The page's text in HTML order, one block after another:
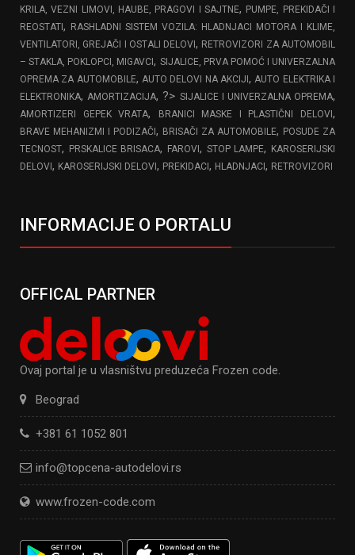
KRILA, VEZNI LIMOVI, HAUBE, PRAGOVI I SAJTNE, PUMPE, PREKIDAČI I
REOSTATI, RASHLADNI SISTEM VOZILA: HLADNJACI MOTORA I KLIME,
VENTILATORI, GREJAČI I OSTALI DELOVI, RETROVIZORI ZA AUTOMOBIL
– STAKLA, POKLOPCI, MIGAVCI, SIJALICE, PRVA POMOĆ I UNIVERZALNA
OPREMA ZA AUTOMOBILE, AUTO DELOVI NA AKCIJI, AUTO ELEKTRIKA I
ELEKTRONIKA, AMORTIZACIJA, ?> SIJALICE I UNIVERZALNA OPREMA,
AMORTIZERI GEPEK VRATA, BRANICI MASKE I PLASTIČNI DELOVI,
BRAVE MEHANIZMI I PODIZAČI, BRISAČI ZA AUTOMOBILE, POSUDE ZA
TECNOST, PRSKALICE BRISACA, FAROVI, STOP LAMPE, KAROSERIJSKI
DELOVI, KAROSERIJSKI DELOVI, PREKIDACI, HLADNJACI, RETROVIZORI
INFORMACIJE O PORTALU
OFFICAL PARTNER
Ovaj portal je u vlasništvu preduzeća Frozen code.
Beograd
+381 61 1052 801
info@topcena-autodelovi.rs
www.frozen-code.com